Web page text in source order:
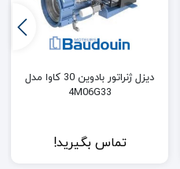
دیزل ژنراتور بادوین 30 کاوا مدل
4M06G33
تماس بگیرید!